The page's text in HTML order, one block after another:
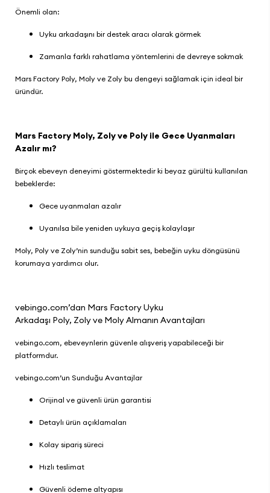
Önemli olan:
Uyku arkadaşını bir destek aracı olarak görmek
Zamanla farklı rahatlama yöntemlerini de devreye sokmak
Mars Factory Poly, Moly ve Zoly bu dengeyi sağlamak için ideal bir
üründür.
Mars Factory Moly, Zoly ve Poly ile Gece Uyanmaları
Azalır mı?
Birçok ebeveyn deneyimi göstermektedir ki beyaz gürültü kullanılan
bebeklerde:
Gece uyanmaları azalır
Uyanılsa bile yeniden uykuya geçiş kolaylaşır
Moly, Poly ve Zoly’nin sunduğu sabit ses, bebeğin uyku döngüsünü
korumaya yardımcı olur.
vebingo.com’dan Mars Factory Uyku
Arkadaşı Poly, Zoly ve Moly Almanın Avantajları
vebingo.com, ebeveynlerin güvenle alışveriş yapabileceği bir
platformdur.
vebingo.com’un Sunduğu Avantajlar
Orijinal ve güvenli ürün garantisi
Detaylı ürün açıklamaları
Kolay sipariş süreci
Hızlı teslimat
Güvenli ödeme altyapısı